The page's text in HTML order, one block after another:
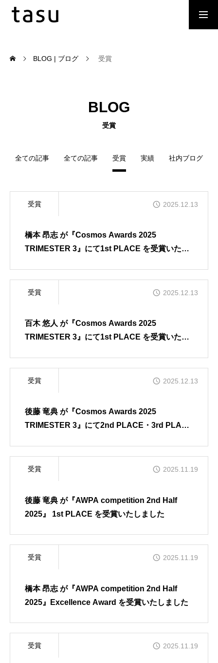
Company Profile | 会社概要
INTERVIEW | 対談
BLOG | ブログ 受賞
BLOG
受賞
全ての記事 全ての記事 受賞 実績 社内ブログ
受賞 2025.12.13
橋本 昂志 が『Cosmos Awards 2025
TRIMESTER 3』にて1st PLACE を受賞いたし
受賞 2025.12.13
百木 悠人 が『Cosmos Awards 2025
TRIMESTER 3』にて1st PLACE を受賞いたし
受賞 2025.12.13
後藤 竜典 が『Cosmos Awards 2025
TRIMESTER 3』にて2nd PLACE・3rd PLACE
受賞 2025.11.19
後藤 竜典 が『AWPA competition 2nd Half
2025』 1st PLACE を受賞いたしました
受賞 2025.11.19
橋本 昂志 が『AWPA competition 2nd Half
2025』Excellence Award を受賞いたしました
受賞 2025.11.19